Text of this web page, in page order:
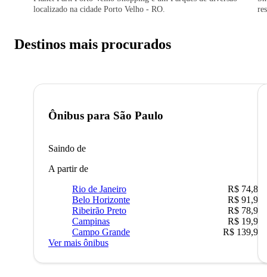
localizado na cidade Porto Velho - RO.
Destinos mais procurados
Ônibus para São Paulo
Saindo de
A partir de
Rio de Janeiro
R$ 74,80
Belo Horizonte
R$ 91,90
Ribeirão Preto
R$ 78,90
Campinas
R$ 19,90
Campo Grande
R$ 139,90
Ver mais ônibus